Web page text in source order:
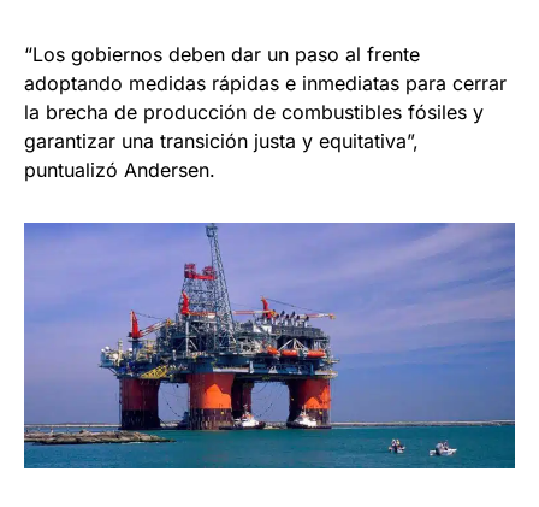
“Los gobiernos deben dar un paso al frente
adoptando medidas rápidas e inmediatas para cerrar
la brecha de producción de combustibles fósiles y
garantizar una transición justa y equitativa”,
puntualizó Andersen.